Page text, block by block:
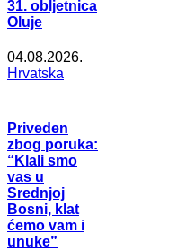
31. obljetnica
Oluje
04.08.2026.
Hrvatska
Priveden
zbog poruka:
“Klali smo
vas u
Srednjoj
Bosni, klat
ćemo vam i
unuke”